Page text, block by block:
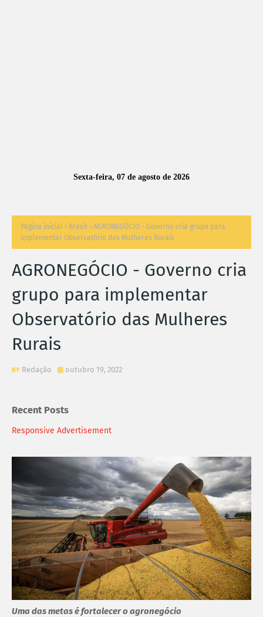
Sexta-feira, 07 de agosto de 2026
Página inicial Brasil
AGRONEGÓCIO - Governo cria grupo para
implementar Observatório das Mulheres Rurais
AGRONEGÓCIO - Governo cria
grupo para implementar
Observatório das Mulheres
Rurais
Redação outubro 19, 2022
Recent Posts
Responsive Advertisement
Uma das metas é fortalecer o agronegócio